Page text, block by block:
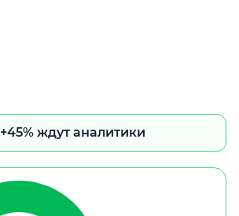
+45% ждут аналитики